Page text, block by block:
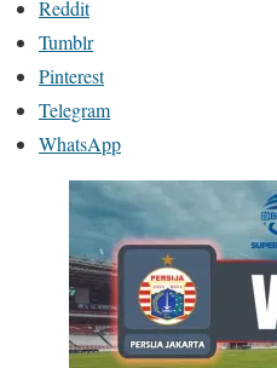
Reddit
Tumblr
Pinterest
Telegram
WhatsApp